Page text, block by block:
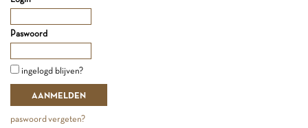
Paswoord
ingelogd blijven?
paswoord vergeten?